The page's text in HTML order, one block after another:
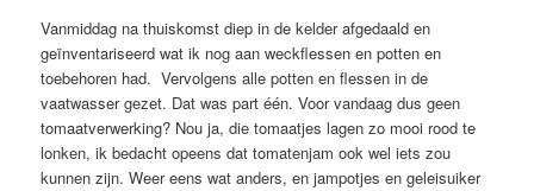
Vanmiddag na thuiskomst diep in de kelder afgedaald en
geïnventariseerd wat ik nog aan weckflessen en potten en
toebehoren had. Vervolgens alle potten en flessen in de
vaatwasser gezet. Dat was part één. Voor vandaag dus geen
tomaatverwerking? Nou ja, die tomaatjes lagen zo mooi rood te
lonken, ik bedacht opeens dat tomatenjam ook wel iets zou
kunnen zijn. Weer eens wat anders, en jampotjes en geleisuiker